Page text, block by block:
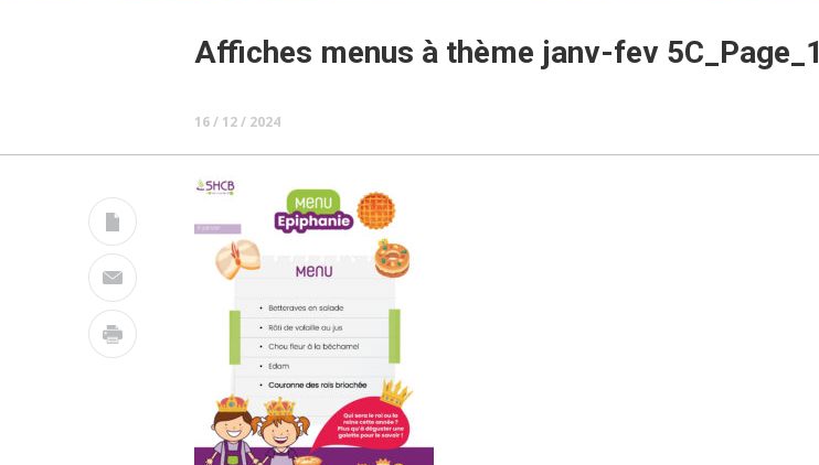
Affiches menus à thème janv-fev 5C_Page_1
16 / 12 / 2024